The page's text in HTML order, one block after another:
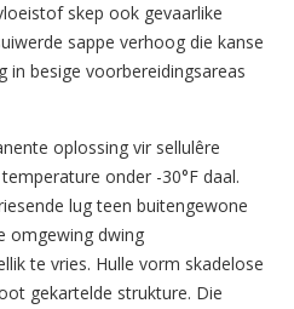
skep ook gevaarlike
sappe verhoog die kanse
in besige voorbereidingsareas
oplossing vir sellulêre
onder -30°F daal.
lug teen buitengewone
omgewing dwing
te vries. Hulle vorm skadelose
gekartelde strukture. Die